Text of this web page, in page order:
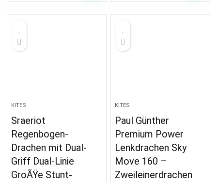
KITES
Sraeriot
Regenbogen-
Drachen mit Dual-
Griff Dual-Linie
GroÃŸe Stunt-
KITES
Paul Günther
Premium Power
Lenkdrachen Sky
Move 160 –
Zweileinerdrachen